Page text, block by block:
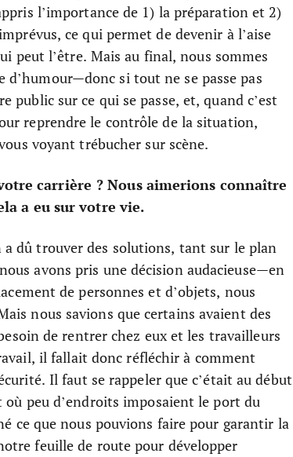
l’importance de 1) la préparation et 2)
ce qui permet de devenir à l’aise
peut l’être. Mais au final, nous sommes
si tout ne se passe pas
public sur ce qui se passe, et, quand c’est
reprendre le contrôle de la situation,
voyant trébucher sur scène.
carrière ? Nous aimerions connaître
a eu sur votre vie.
a dû trouver des solutions, tant sur le plan
avons pris une décision audacieuse—en
de personnes et d’objets, nous
nous savions que certains avaient des
de rentrer chez eux et les travailleurs
il fallait donc réfléchir à comment
Il faut se rappeler que c’était au début
peu d’endroits imposaient le port du
ce que nous pouvions faire pour garantir la
feuille de route pour développer